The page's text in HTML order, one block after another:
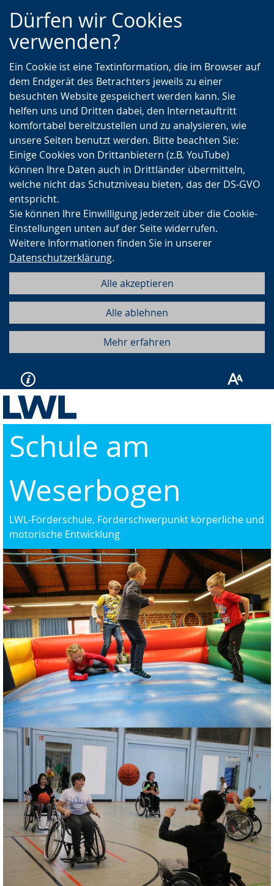
Zur
Hauptnavigation
Zur
Seitennavigation
Zum
Inhalt
Dürfen wir Cookies
verwenden?
Ein Cookie ist eine Textinformation, die im Browser auf
dem Endgerät des Betrachters jeweils zu einer
besuchten Website gespeichert werden kann. Sie
helfen uns und Dritten dabei, den Internetauftritt
komfortabel bereitzustellen und zu analysieren, wie
unsere Seiten benutzt werden. Bitte beachten Sie:
Einige Cookies von Drittanbietern (z.B. YouTube)
können Ihre Daten auch in Drittländer übermitteln,
welche nicht das Schutzniveau bieten, das der DS-GVO
entspricht.
Sie können Ihre Einwilligung jederzeit über die Cookie-
Einstellungen unten auf der Seite widerrufen.
Weitere Informationen finden Sie in unserer
Datenschutzerklärung.
Alle akzeptieren
Alle ablehnen
Mehr erfahren
Schule am
Weserbogen
LWL-Förderschule, Förderschwerpunkt körperliche und
motorische Entwicklung